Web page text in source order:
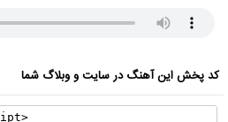
کد پخش این آهنگ در سایت و وبلاگ شما